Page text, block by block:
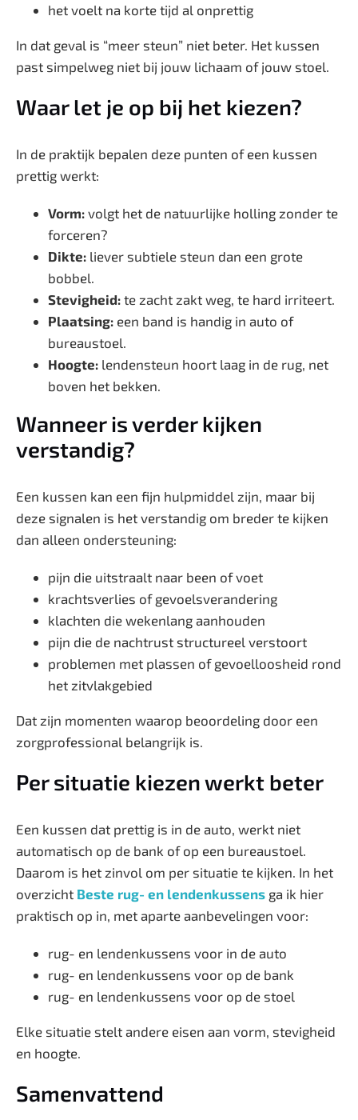
het voelt na korte tijd al onprettig
In dat geval is “meer steun” niet beter. Het kussen
past simpelweg niet bij jouw lichaam of jouw stoel.
Waar let je op bij het kiezen?
In de praktijk bepalen deze punten of een kussen
prettig werkt:
Vorm:volgt het de natuurlijke holling zonder te
forceren?
Dikte:liever subtiele steun dan een grote
bobbel.
Stevigheid:te zacht zakt weg, te hard irriteert.
Plaatsing:een band is handig in auto of
bureaustoel.
Hoogte:lendensteun hoort laag in de rug, net
boven het bekken.
Wanneer is verder kijken
verstandig?
Een kussen kan een fijn hulpmiddel zijn, maar bij
deze signalen is het verstandig om breder te kijken
dan alleen ondersteuning:
pijn die uitstraalt naar been of voet
krachtsverlies of gevoelsverandering
klachten die wekenlang aanhouden
pijn die de nachtrust structureel verstoort
problemen met plassen of gevoelloosheid rond
het zitvlakgebied
Dat zijn momenten waarop beoordeling door een
zorgprofessional belangrijk is.
Per situatie kiezen werkt beter
Een kussen dat prettig is in de auto, werkt niet
automatisch op de bank of op een bureaustoel.
Daarom is het zinvol om per situatie te kijken. In het
overzicht Beste rug- en lendenkussensga ik hier
praktisch op in, met aparte aanbevelingen voor:
rug- en lendenkussens voor in de auto
rug- en lendenkussens voor op de bank
rug- en lendenkussens voor op de stoel
Elke situatie stelt andere eisen aan vorm, stevigheid
en hoogte.
Samenvattend